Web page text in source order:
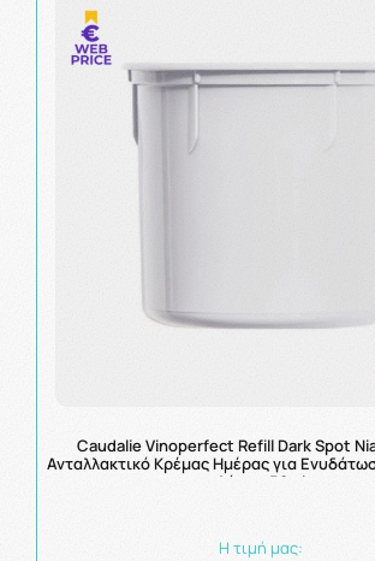
Caudalie Vinoperfect Refill Dark Spot
Ανταλλακτικό Κρέμας Ημέρας για
Λάμψη 50ml
Η τιμή μας: